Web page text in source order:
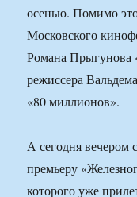
осенью. Помимо
Московского
Романа Прыгунова
режиссера
«80 миллионов».
А сегодня вечером
премьеру
которого уже